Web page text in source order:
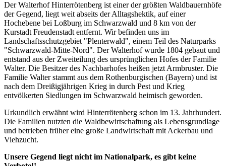
Der Walterhof Hinterrötenberg ist einer der größten Waldbauernhöfe
der Gegend, liegt weit abseits der Alltagshektik, auf einer
Hochebene bei Loßburg im Schwarzwald und 8 km von der
Kurstadt Freudenstadt entfernt. Wir befinden uns im
Landschaftsschutzgebiet "Plenterwald", einem Teil des Naturparks
"Schwarzwald-Mitte-Nord". Der Walterhof wurde 1804 gebaut und
entstand aus der Zweiteilung des ursprünglichen Hofes der Familie
Walter. Die Besitzer des Nachbarhofes heißen jetzt Armbruster. Die
Familie Walter stammt aus dem Rothenburgischen (Bayern) und ist
nach dem Dreißigjährigen Krieg in durch Pest und Krieg
entvölkerten Siedlungen im Schwarzwald heimisch geworden.
Urkundlich erwähnt wird Hinterrötenberg schon im 13. Jahrhundert.
Die Familien nutzten die Waldbewirtschaftung als Lebensgrundlage
und betrieben früher eine große Landwirtschaft mit Ackerbau und
Viehzucht.
Unsere Gegend liegt nicht im Nationalpark, es gibt keine